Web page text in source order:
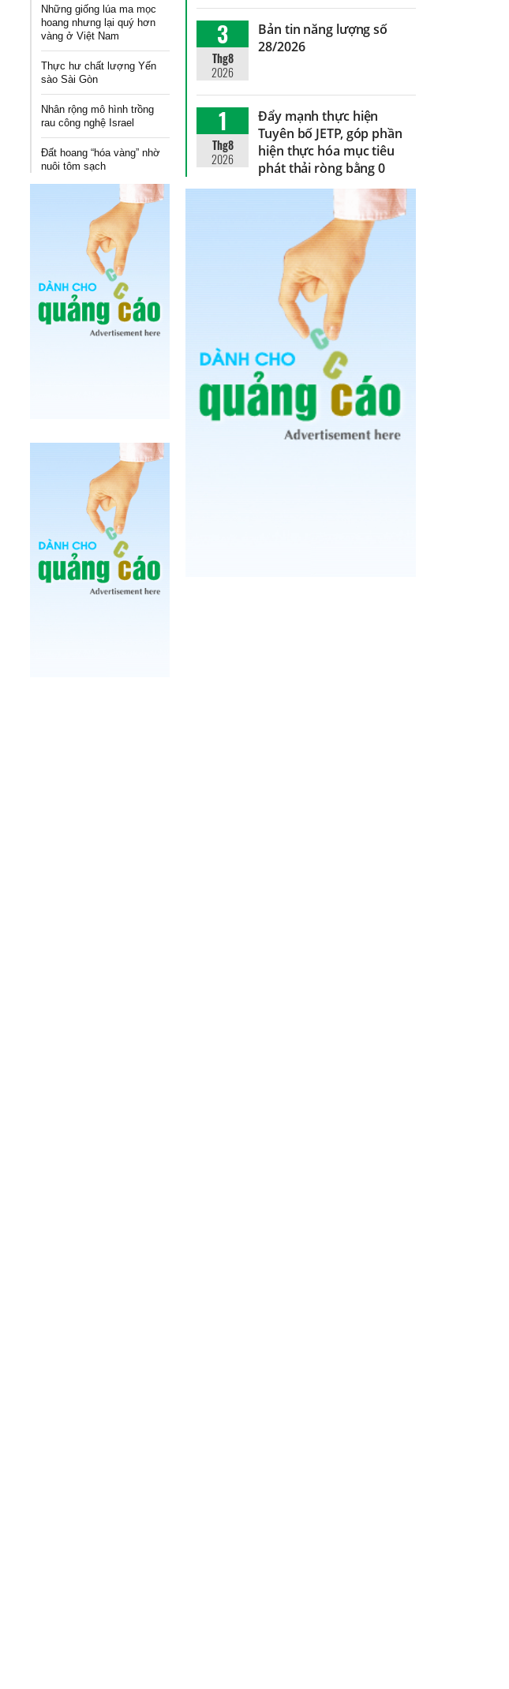
Những giống lúa ma mọc
hoang nhưng lại quý hơn
vàng ở Việt Nam
Thực hư chất lượng Yến
sào Sài Gòn
Nhân rộng mô hình trồng
rau công nghệ Israel
Đất hoang “hóa vàng” nhờ
nuôi tôm sạch
3
Thg8
2026
Bản tin năng lượng số
28/2026
1
Thg8
2026
Đẩy mạnh thực hiện
Tuyên bố JETP, góp phần
hiện thực hóa mục tiêu
phát thải ròng bằng 0